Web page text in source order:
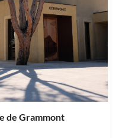
de Grammont